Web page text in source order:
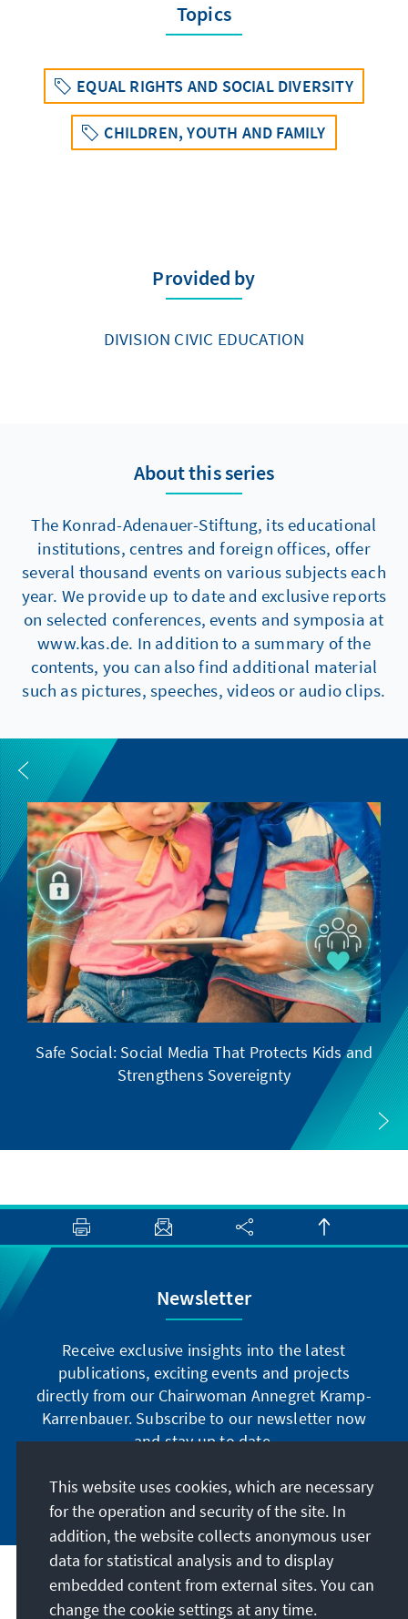
Topics
EQUAL RIGHTS AND SOCIAL DIVERSITY
CHILDREN, YOUTH AND FAMILY
Provided by
DIVISION CIVIC EDUCATION
About this series
The Konrad-Adenauer-Stiftung, its educational
institutions, centres and foreign offices, offer
several thousand events on various subjects each
year. We provide up to date and exclusive reports
on selected conferences, events and symposia at
www.kas.de. In addition to a summary of the
contents, you can also find additional material
such as pictures, speeches, videos or audio clips.
Safe Social: Social Media That Protects Kids and
Strengthens Sovereignty
Newsletter
Receive exclusive insights into the latest
publications, exciting events and projects
directly from our Chairwoman Annegret Kramp-
Karrenbauer. Subscribe to our newsletter now
and stay up to date.
Subscribe now
Our mission
This website uses cookies, which are necessary
for the operation and security of the site. In
addition, the website collects anonymous user
data for statistical analysis and to display
embedded content from external sites. You can
change the cookie settings at any time.